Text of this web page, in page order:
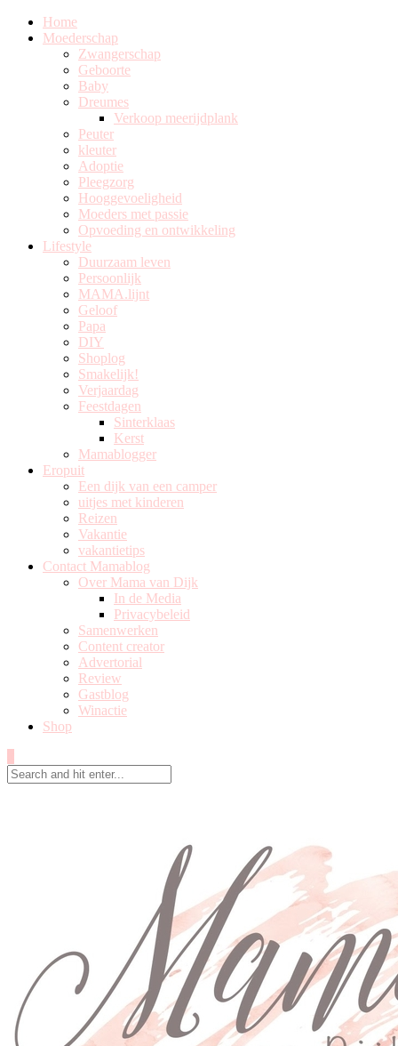
Home
Moederschap
Zwangerschap
Geboorte
Baby
Dreumes
Verkoop meerijdplank
Peuter
kleuter
Adoptie
Pleegzorg
Hooggevoeligheid
Moeders met passie
Opvoeding en ontwikkeling
Lifestyle
Duurzaam leven
Persoonlijk
MAMA.lijnt
Geloof
Papa
DIY
Shoplog
Smakelijk!
Verjaardag
Feestdagen
Sinterklaas
Kerst
Mamablogger
Eropuit
Een dijk van een camper
uitjes met kinderen
Reizen
Vakantie
vakantietips
Contact Mamablog
Over Mama van Dijk
In de Media
Privacybeleid
Samenwerken
Content creator
Advertorial
Review
Gastblog
Winactie
Shop